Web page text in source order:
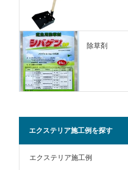
除草剤
エクステリア施工例を探す
エクステリア施工例